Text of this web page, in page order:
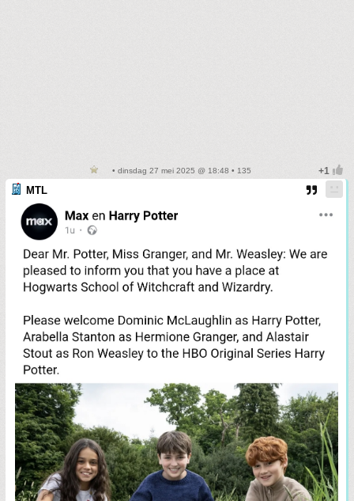
• dinsdag 27 mei 2025 @ 18:48 • 135
MTL